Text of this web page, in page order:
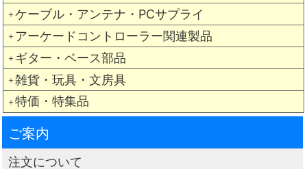
＋ ケーブル・アンテナ・PCサプライ
＋ アーケードコントローラー関連製品
＋ ギター・ベース部品
＋ 雑貨・玩具・文房具
＋ 特価・特集品
ご案内
注文について